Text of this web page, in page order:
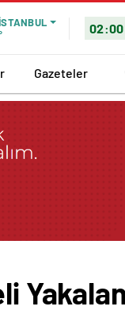
02:00
Gazeteler